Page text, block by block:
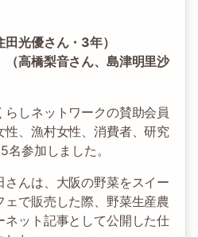
田光優さん・3年）
（高橋梨音さん、島津明里沙
しネットワークの賛助会員
、漁村女性、消費者、研究
参加しました。
さんは、大阪の野菜をスイー
で販売した際、野菜生産農
ット記事として公開した仕